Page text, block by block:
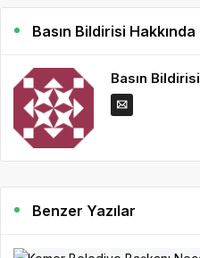
Basın Bildirisi Hakkında
Basın Bildirisi
Benzer Yazılar